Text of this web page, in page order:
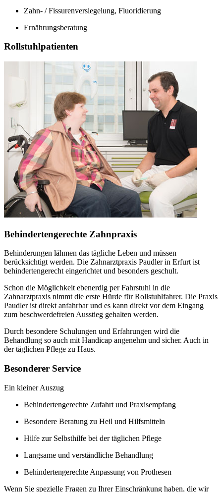
Zahn- / Fissurenversiegelung, Fluoridierung
Ernährungsberatung
Rollstuhlpatienten
Behindertengerechte Zahnpraxis
Behinderungen lähmen das tägliche Leben und müssen
berücksichtigt werden. Die Zahnarztpraxis Paudler in Erfurt ist
behindertengerecht eingerichtet und besonders geschult.
Schon die Möglichkeit ebenerdig per Fahrstuhl in die
Zahnarztpraxis nimmt die erste Hürde für Rollstuhlfahrer. Die Praxis
Paudler ist direkt anfahrbar und es kann direkt vor dem Eingang
zum beschwerdefreien Ausstieg gehalten werden.
Durch besondere Schulungen und Erfahrungen wird die
Behandlung so auch mit Handicap angenehm und sicher. Auch in
der täglichen Pflege zu Haus.
Besonderer Service
Ein kleiner Auszug
Behindertengerechte Zufahrt und Praxisempfang
Besondere Beratung zu Heil und Hilfsmitteln
Hilfe zur Selbsthilfe bei der täglichen Pflege
Langsame und verständliche Behandlung
Behindertengerechte Anpassung von Prothesen
Wenn Sie spezielle Fragen zu Ihrer Einschränkung haben, die wir